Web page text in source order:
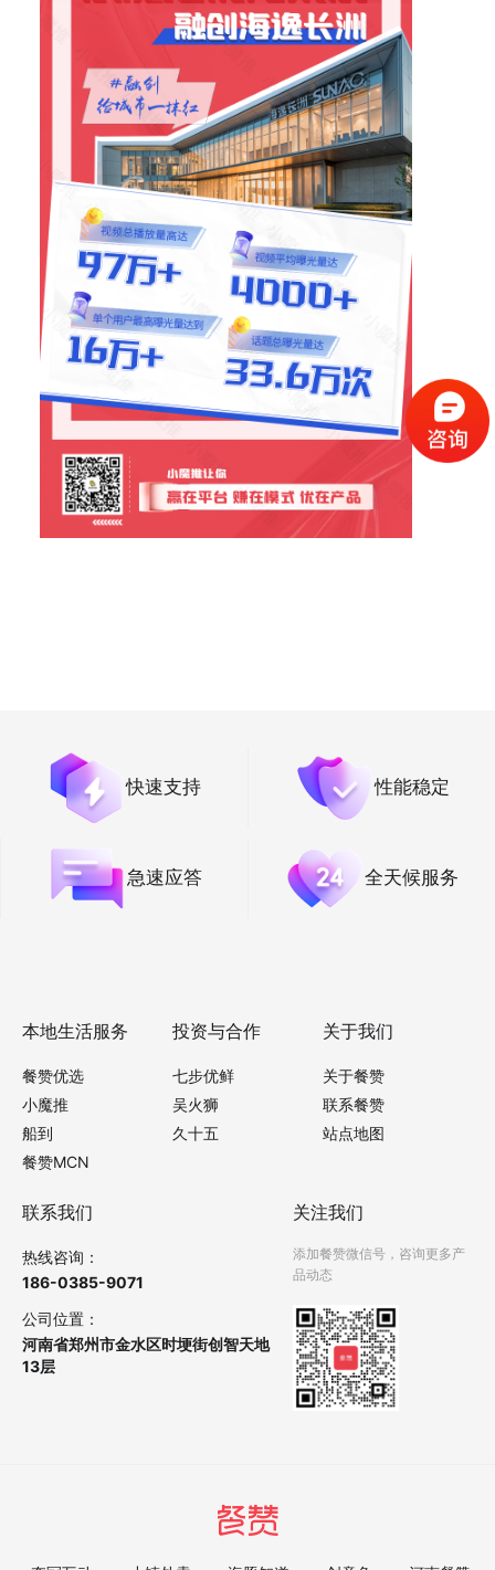
（请手机扫码观看课程）
快速支持 性能稳定
急速应答 全天候服务
本地生活服务
餐赞优选
小魔推
船到
餐赞MCN
投资与合作
七步优鲜
吴火狮
久十五
关于我们
关于餐赞
联系餐赞
站点地图
联系我们
热线咨询：
186-0385-9071
公司位置：
河南省郑州市金水区时埂街创智天地
13层
关注我们
添加餐赞微信号，咨询更多产
品动态